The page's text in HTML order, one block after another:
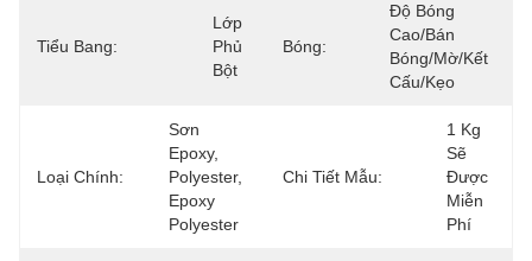
Tiểu Bang:
Lớp
Phủ
Bột
Bóng:
Độ Bóng
Cao/bán
Bóng/mờ/kết
Cấu/kẹo
Loại Chính:
Sơn
Epoxy,
Polyester,
Epoxy
Polyester
Chi Tiết Mẫu:
1 Kg
Sẽ
Được
Miễn
Phí